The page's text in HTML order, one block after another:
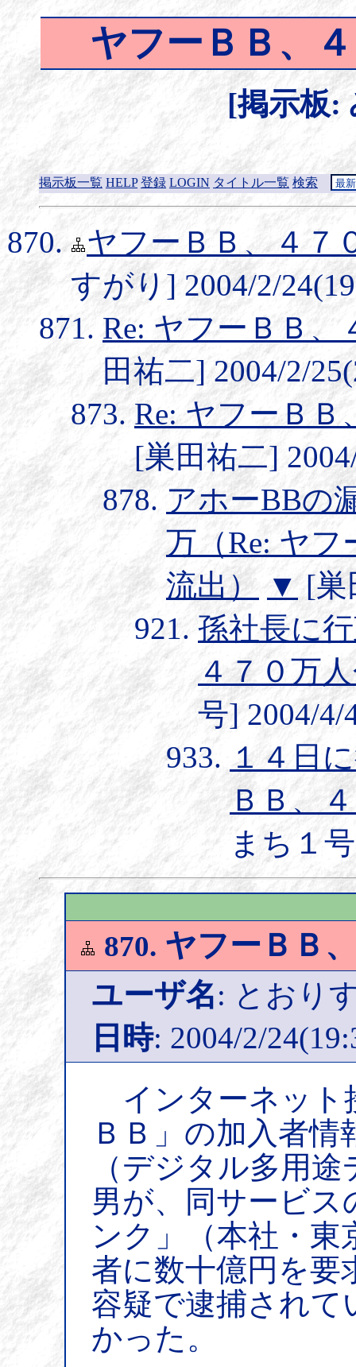
ヤフーＢＢ、
[掲示板:
掲示板一覧 HELP 登録 LOGIN タイトル一覧 検索
ヤフーＢＢ、４７
すがり] 2004/2/
Re: ヤフーＢＢ、
田祐二] 2004/2/
Re: ヤフーＢ
[巣田祐二]
アホーBBの
万（Re: ヤフ
流出）
▼ [巣
孫社長に
４７０万
号] 2004/4/
１４日
ＢＢ、
まち１
870. ヤフーＢＢ
ユーザ名: とおり
日時: 2004/2/
インターネット
ＢＢ」の加入者
（デジタル多用
男が、同サービ
ンク」（本社・東
者に数十億円を要
容疑で逮捕されて
かった。